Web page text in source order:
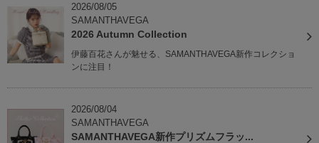
2026/08/05
SAMANTHAVEGA
2026 Autumn Collection
伊藤百花さんが魅せる、SAMANTHAVEGA新作コレクショ
ンに注目！
2026/08/04
SAMANTHAVEGA
SAMANTHAVEGA新作プリズムフラッ...